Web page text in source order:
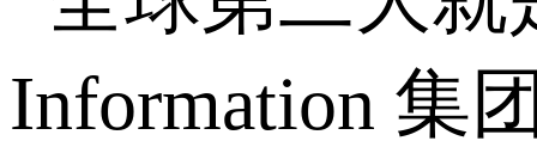
Information 集